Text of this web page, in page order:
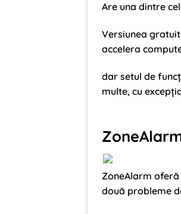
Are una dintre
Versiunea
accelera
dar setul de
multe, cu
ZoneAlarm
două probleme